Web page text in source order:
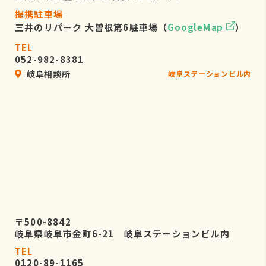
提携駐車場
三井のリパーク 大曽根第6駐車場（GoogleMap
）
TEL
052-982-8381
岐阜相談所 岐阜ステーションビル内
〒500-8842
岐阜県岐阜市金町6-21 岐阜ステーションビル内
TEL
0120-89-1165